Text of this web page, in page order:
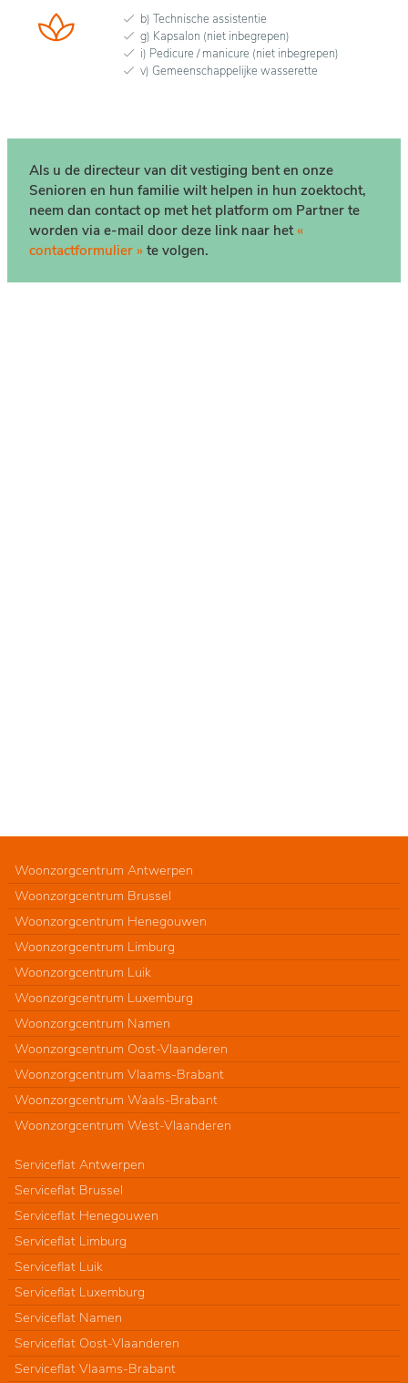
b) Technische assistentie
g) Kapsalon (niet inbegrepen)
i) Pedicure / manicure (niet inbegrepen)
v) Gemeenschappelijke wasserette
Als u de directeur van dit vestiging bent en onze
Senioren en hun familie wilt helpen in hun zoektocht,
neem dan contact op met het platform om Partner te
worden via e-mail door deze link naar het «
contactformulier » te volgen.
Woonzorgcentrum Antwerpen
Woonzorgcentrum Brussel
Woonzorgcentrum Henegouwen
Woonzorgcentrum Limburg
Woonzorgcentrum Luik
Woonzorgcentrum Luxemburg
Woonzorgcentrum Namen
Woonzorgcentrum Oost-Vlaanderen
Woonzorgcentrum Vlaams-Brabant
Woonzorgcentrum Waals-Brabant
Woonzorgcentrum West-Vlaanderen
Serviceflat Antwerpen
Serviceflat Brussel
Serviceflat Henegouwen
Serviceflat Limburg
Serviceflat Luik
Serviceflat Luxemburg
Serviceflat Namen
Serviceflat Oost-Vlaanderen
Serviceflat Vlaams-Brabant